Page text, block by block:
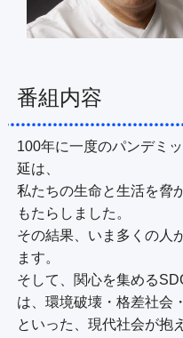
番組内容
100年に一度のパンデミ
延は、
私たちの生命と生活を脅
もたらしました。
その結果、いま多くの人
ます。
そして、関心を集める
は、環境破壊・格差社会
といった、現代社会が抱